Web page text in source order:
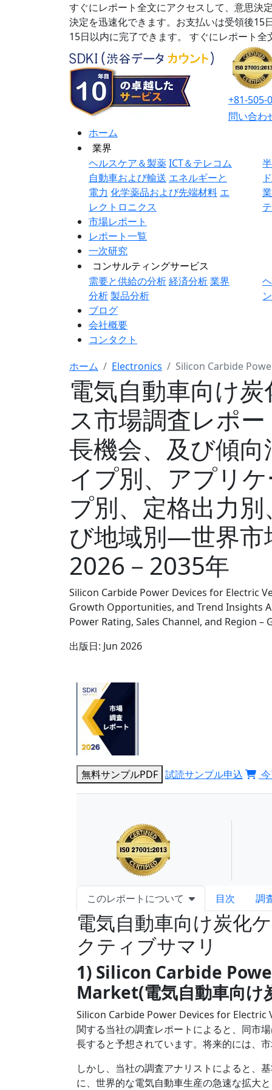
すぐにレポート全文にアクセスして、意思決
決定を迅速化できます。お支払いは受領後15
15日以内に完了できます。
すぐにレポート全
+81-505-
問い合わ
ホーム
業界
ヘルスケア＆製薬ICT＆テレコム
自動車および輸送 エネルギーと
電力 化学薬品および先端材料 エ
レクトロニクス
ド
市場レポート
レポート一覧
一次研究
コンサルティングサービス
需要と供給の分析経済分析業界
分析製品分析
ブログ
会社概要
コンタクト
ホーム
Electronics Silicon Carbide
電気自動車向け
ス市場調査レポ
長機会、及び傾
イプ別、アプリ
プ別、定格出力
び地域別―世界市
2026－2035年
Silicon Carbide Power Devices for Electric
Growth Opportunities, and Trend Insights
Power Rating, Sales Channel, and Region
出版日: Jun 2026
無料サンプルPDF 試読サンプル申込
このレポートについて 目次 調
電気自動車向け炭化
クティブサマリ
1) Silicon Carbide
Market(電気自動車向け
Silicon Carbide Power Devices for Electric
関する当社の調査レポートによると、同市
長すると予想されています。将来的には、
しかし、当社の調査アナリストによると、
に、世界的な電気自動車生産の急速な拡大